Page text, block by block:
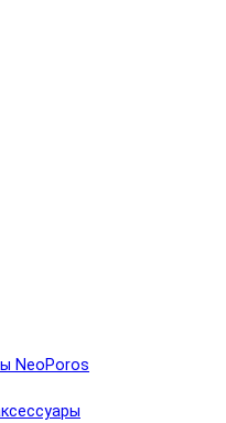
NeoPoros